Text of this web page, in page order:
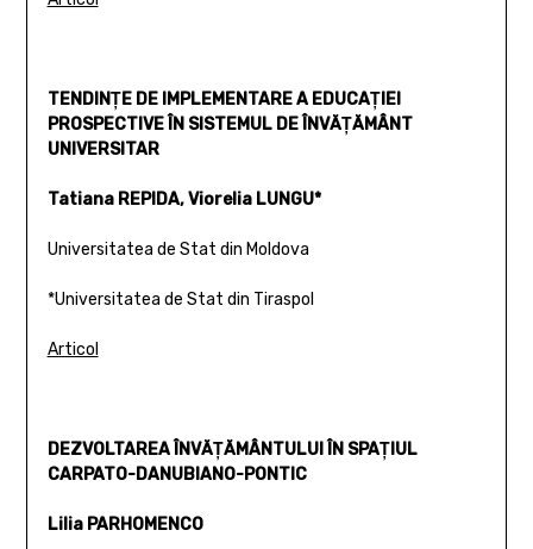
TENDINŢE DE IMPLEMENTARE A EDUCAŢIEI
PROSPECTIVE ÎN SISTEMUL DE ÎNVĂŢĂMÂNT
UNIVERSITAR
Tatiana REPIDA, Viorelia LUNGU*
Universitatea de Stat din Moldova
*Universitatea de Stat din Tiraspol
Articol
DEZVOLTAREA ÎNVĂŢĂMÂNTULUI ÎN SPAŢIUL
CARPATO-DANUBIANO-PONTIC
Lilia PARHOMENCO